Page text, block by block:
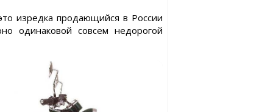
изредка продающийся в России
одинаковой совсем недорогой